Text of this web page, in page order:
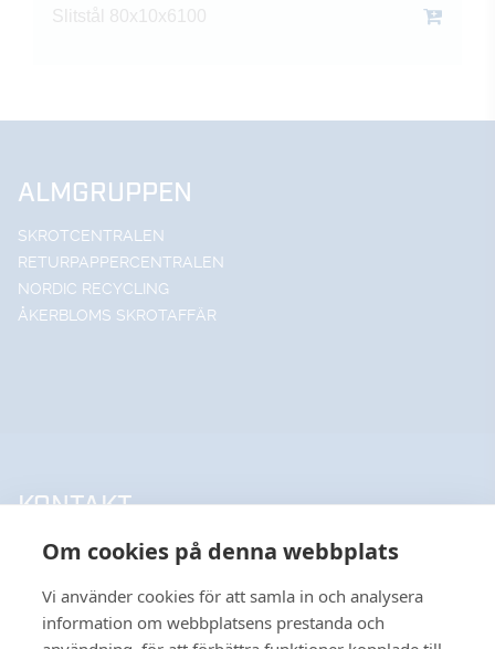
Om cookies på denna webbplats
Vi använder cookies för att samla in och analysera
information om webbplatsens prestanda och
Slitstål 80x10x6100
ALMGRUPPEN
SKROTCENTRALEN
RETURPAPPERCENTRALEN
NORDIC RECYCLING
ÅKERBLOMS SKROTAFFÄR
KONTAKT
UPPSALA HANDELSSTÅL AB
INFO@UHSAB.SE
SÖDRA DEPÅGATAN 15